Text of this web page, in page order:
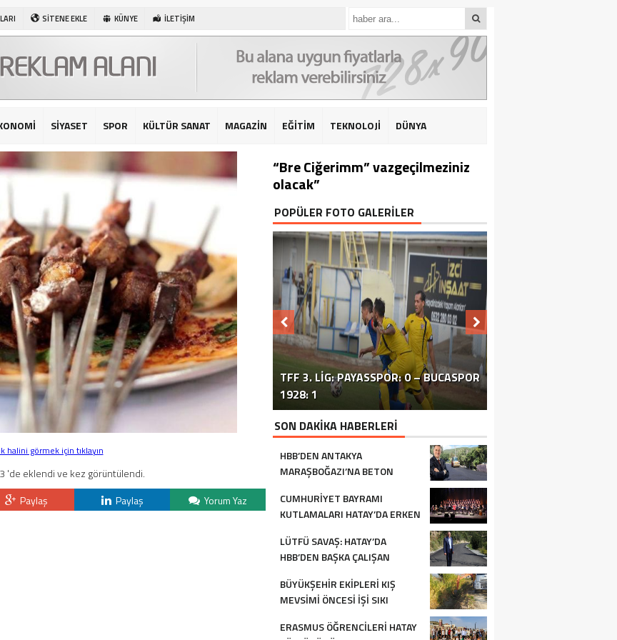
SİTENE EKLE KÜNYE İLETİŞİM
SİYASET SPOR KÜLTÜR SANAT MAGAZİN EĞİTİM TEKNOLOJİ DÜNYA
halini görmek için tıklayın
'de eklendi ve kez görüntülendi.
Paylaş Paylaş Yorum Yaz
“Bre Ciğerimm” vazgeçilmeziniz
olacak”
POPÜLER FOTO GALERİLER
ERZİNLİ ÇİFTÇİLERE GIDA VE
TURUNÇGİL EĞİTİMİ VERİLDİ
HATAY’DAKI ÇATIŞMA VE PATLAMA:
BÖLGEDE OPERASYON SÜRÜYOR
TFF 3. LIG: PAYASSPOR: 0 – BUCASPOR
1928: 1
SİVİL TOPLUM ÖRGÜTLERİ ORTAK
BASIN TOPLANTISI FOTOĞRAF
SON DAKİKA HABERLERİ
HBB’DEN ANTAKYA
MARAŞBOĞAZI’NA BETON
CUMHURİYET BAYRAMI
KUTLAMALARI HATAY’DA ERKEN
LÜTFÜ SAVAŞ: HATAY’DA
HBB’DEN BAŞKA ÇALIŞAN
BÜYÜKŞEHİR EKİPLERİ KIŞ
MEVSİMİ ÖNCESİ İŞİ SIKI
ERASMUS ÖĞRENCİLERİ HATAY